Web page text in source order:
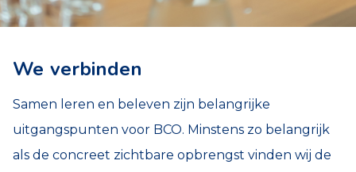
We verbinden
Samen leren en beleven zijn belangrijke
uitgangspunten voor BCO. Minstens zo belangrijk
als de concreet zichtbare opbrengst vinden wij de